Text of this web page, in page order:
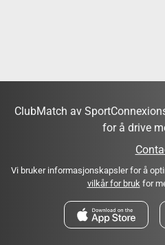
ClubMatch av
for å drive
Vi bruker informasjonskapsler for å
vilkår for brukfor